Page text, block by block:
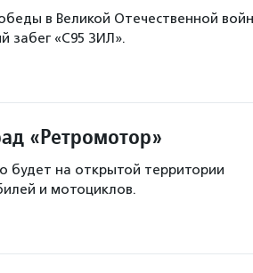
в Великой Отечественной
забег «С95 ЗИЛ».
«Ретромотор»
будет на открытой территории
и мотоциклов.